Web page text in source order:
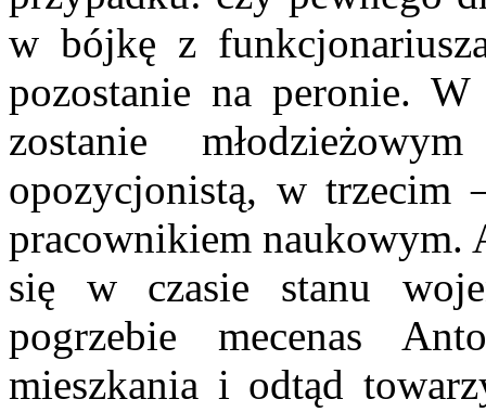
w bójkę z
pozostanie na peronie.
zostanie
opozycjonistą, w trzecim
pracownikiem naukowym.
się w czasie stanu
pogrzebie mecenas
mieszkania i odtąd